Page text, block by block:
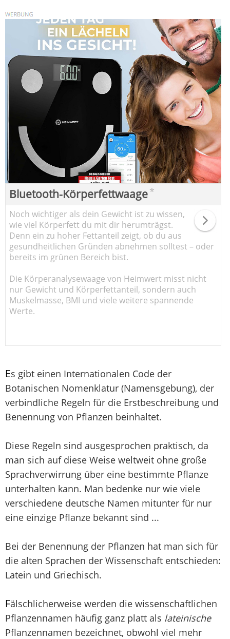
Bluetooth-Körperfettwaage*
Noch wichtiger als dein Gewicht ist zu wissen,
wie viel Körperfett du mit dir herumträgst.
Denn ein zu hoher Fettanteil zeigt, ob du aus
gesundheitlichen Gründen abnehmen solltest – oder
bereits im grünen Bereich bist.
Die Körperanalysewaage von Heimwert misst nicht
nur Gewicht und Körperfettanteil, sondern auch
Muskelmasse, BMI und viele weitere spannende
Werte.
Es gibt einen Internationalen Code der
Botanischen Nomenklatur (Namensgebung), der
verbindliche Regeln für die Erstbeschreibung und
Benennung von Pflanzen beinhaltet.
Diese Regeln sind ausgesprochen praktisch, da
man sich auf diese Weise weltweit ohne große
Sprachverwirrung über eine bestimmte Pflanze
unterhalten kann. Man bedenke nur wie viele
verschiedene deutsche Namen mitunter für nur
eine einzige Pflanze bekannt sind ...
Bei der Benennung der Pflanzen hat man sich für
die alten Sprachen der Wissenschaft entschieden:
Latein und Griechisch.
Fälschlicherweise werden die wissenschaftlichen
Pflanzennamen häufig ganz platt als lateinische
Pflanzennamen bezeichnet, obwohl viel mehr